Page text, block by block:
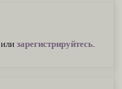
или зарегистрируйтесь.